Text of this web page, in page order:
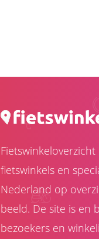
fietswinkels en
Nederland op
beeld. De site is en
bezoekers en